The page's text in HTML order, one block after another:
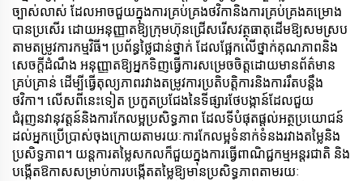
ច្បាស់លាស់ ដែលអាចជួយក្នុងការគ្រប់គ្រងថវិកានិងការគ្រប់គ្រងគម្រោង
បានប្រសើរ ដោយអនុញ្ញាតឱ្យក្រុមហ៊ុនជ្រើសរើសវត្ថុធាតុដើមឱ្យសមស្រប
តាមតម្រូវការកម្មវិធី។ ប្រព័ន្ធថ្លៃជាន់ថ្នាក់ ដែលផ្អែកលើថ្នាក់គុណភាពនិង
សេចក្តីដំណឹង អនុញ្ញាតឱ្យអ្នកទិញធ្វើការសម្រេចចិត្តដោយមានព័ត៌មាន
គ្រប់គ្រាន់ ដើម្បីធ្វើតុល្យភាពរវាងតម្រូវការប្រតិបត្តិការនិងការរឹតបន្តឹង
ថវិកា។ លើសពីនេះទៀត ប្រកួតប្រជែងនៃទីផ្សារថែបង្កាន៍ដែលជួយ
ជំរុញនវានុវត្តន៍និងការកែលម្អប្រសិទ្ធភាព ដែលទីបំផុតផ្តល់អត្ថប្រយោជន៍
ដល់អ្នកប្រើប្រាស់ចុងក្រោយតាមរយៈការកែលម្អទំនាក់ទំនងរវាងតម្លៃនិង
ប្រសិទ្ធភាព។ យន្តការតម្លៃសកលក៏ជួយក្នុងការធ្វើពាណិជ្ជកម្មអន្តរជាតិ និង
បង្កើតឱកាសសម្រាប់ការបង្កើតតម្លៃឱ្យមានប្រសិទ្ធភាពតាមរយៈ